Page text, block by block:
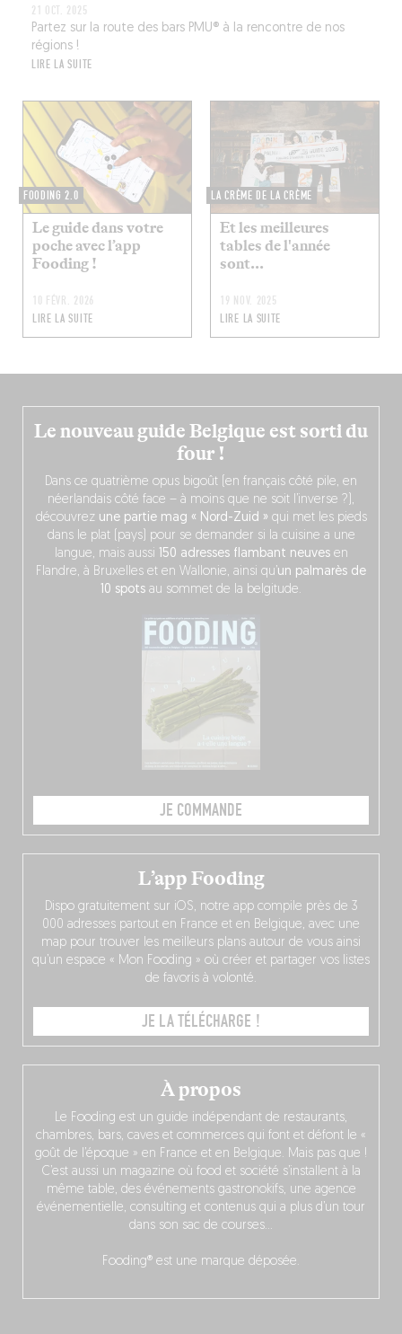
21 OCT. 2025
Partez sur la route des bars PMU® à la rencontre de nos
régions !
LIRE LA SUITE
FOODING 2.0
Le guide dans votre
poche avec l’app
Fooding !
10 FÉVR. 2026
LIRE LA SUITE
LA CRÈME DE LA CRÈME
Et les meilleures
tables de l'année
sont...
19 NOV. 2025
LIRE LA SUITE
Le nouveau guide Belgique est sorti du
four !
Dans ce quatrième opus bigoût (en français côté pile, en
néerlandais côté face – à moins que ne soit l’inverse ?),
découvrez une partie mag « Nord-Zuid » qui met les pieds
dans le plat (pays) pour se demander si la cuisine a une
langue, mais aussi 150 adresses flambant neuvesen
Flandre, à Bruxelles et en Wallonie, ainsi qu’ un palmarès de
10 spots au sommet de la belgitude.
JE COMMANDE
À propos
Le Fooding est un guide indépendant de restaurants,
chambres, bars, caves et commerces qui font et défont le «
goût de l’époque » en France et en Belgique. Mais pas que !
C’est aussi un magazine où food et société s’installent à la
même table, des événements gastronokifs, une agence
événementielle, consulting et contenus qui a plus d’un tour
dans son sac de courses…
Fooding® est une marque déposée.
L’app Fooding
Dispo gratuitement sur iOS, notre app compile près de 3
000 adresses partout en France et en Belgique, avec une
map pour trouver les meilleurs plans autour de vous ainsi
qu’un espace « Mon Fooding » où créer et partager vos listes
de favoris à volonté.
JE LA TÉLÉCHARGE !